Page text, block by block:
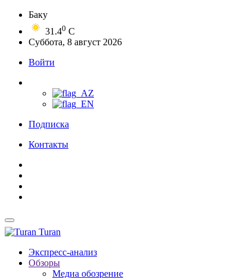
Баку
31.40 C
Суббота, 8 август 2026
Войти
Подписка
Контакты
Turan
Экспресс-анализ
Обзоры
Медиа обозрение